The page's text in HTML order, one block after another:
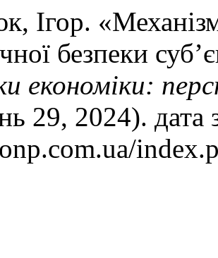
Ігор.
безпеки
економіки:
29, 2024).